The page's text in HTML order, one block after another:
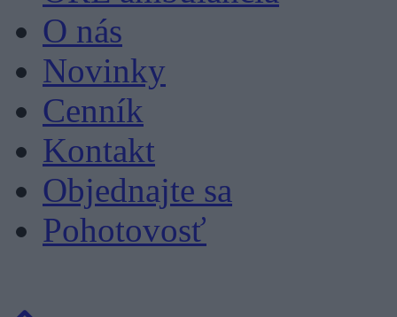
O nás
Novinky
Cenník
Kontakt
Objednajte sa
Pohotovosť